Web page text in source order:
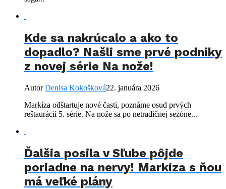
Kde sa nakrúcalo a ako to
dopadlo? Našli sme prvé podniky
z novej série Na nože!
AutorDenisa Kokošková22. januára 2026
Markíza odštartuje nové časti, poznáme osud prvých
reštaurácií 5. série. Na nože sa po netradičnej sezóne...
Ďalšia posila v Sľube pôjde
poriadne na nervy! Markíza s ňou
má veľké plány